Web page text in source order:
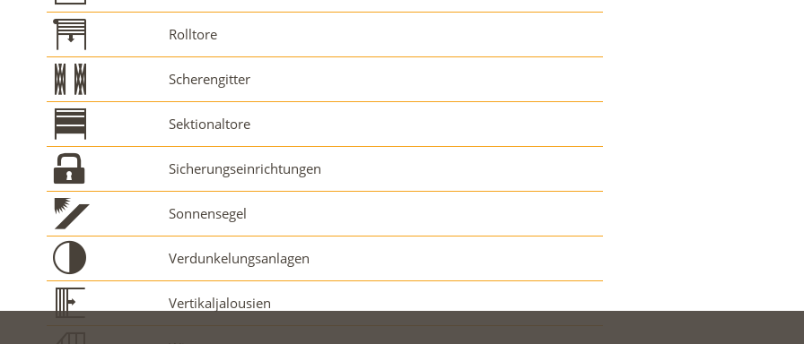
Rolltore
Scherengitter
Sektionaltore
Sicherungseinrichtungen
Sonnensegel
Verdunkelungsanlagen
Vertikaljalousien